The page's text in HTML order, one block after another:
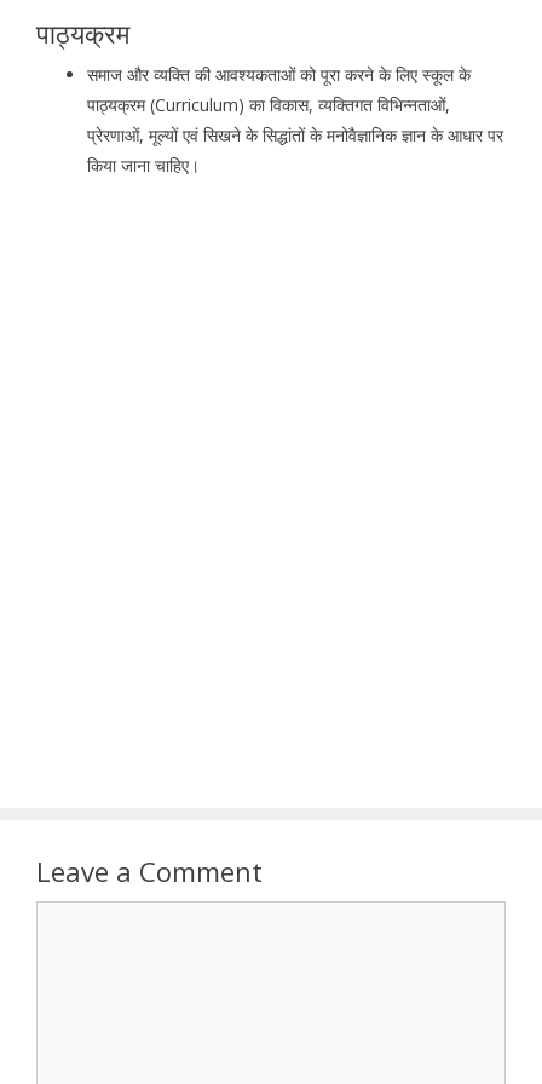
पाठ्यक्रम
समाज और व्यक्ति की आवश्यकताओं को पूरा करने के लिए स्कूल के
पाठ्यक्रम (Curriculum) का विकास, व्यक्तिगत विभिन्नताओं,
प्रेरणाओं, मूल्यों एवं सिखने के सिद्धांतों के मनोवैज्ञानिक ज्ञान के आधार पर
किया जाना चाहिए।
Leave a Comment